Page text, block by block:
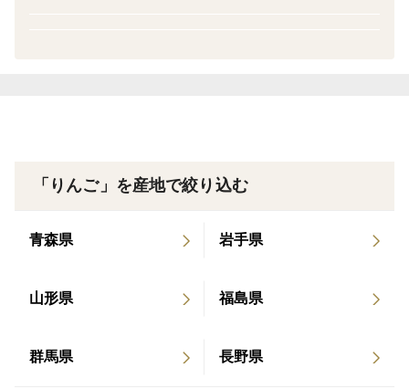
「りんご」を産地で絞り込む
青森県 岩手県
山形県 福島県
群馬県 長野県